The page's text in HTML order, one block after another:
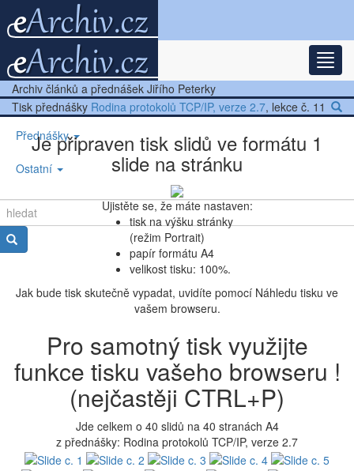
Nejnovější články
Další články
Přednášky
Ostatní
Archiv článků a přednášek Jiřího Peterky
Tisk přednášky Rodina protokolů TCP/IP, verze 2.7, lekce č. 11
Je připraven tisk slidů ve formátu 1
slide na stránku
Ujistěte se, že máte nastaven:
tisk na výšku stránky
(režim Portrait)
papír formátu A4
velikost tisku: 100%.
Jak bude tisk skutečně vypadat, uvidíte pomocí Náhledu tisku ve
vašem browseru.
Pro samotný tisk využijte
funkce tisku vašeho browseru !
(nejčastěji CTRL+P)
Jde celkem o 40 slidů na 40 stranách A4
z přednášky: Rodina protokolů TCP/IP, verze 2.7